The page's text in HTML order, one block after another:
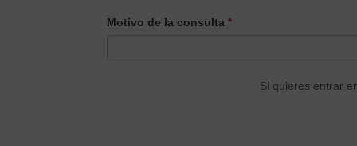
CONTACTO
Motivo de la consulta*
Si quieres entrar